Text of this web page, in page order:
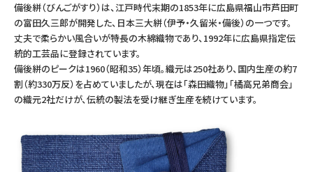
備後絣（びんごがすり）は、江戸時代末期の1853年に広島県福山市芦田町
の富田久三郎が開発した、日本三大絣（伊予・久留米・備後）の一つです。
丈夫で柔らかい風合いが特長の木綿織物であり、1992年に広島県指定伝
統的工芸品に登録されています。
備後絣のピークは1960（昭和35）年頃。織元は250社あり、国内生産の約7
割（約330万反）を占めていましたが、現在は「森田織物」「橘高兄弟商会」
の織元2社だけが、伝統の製法を受け継ぎ生産を続けています。